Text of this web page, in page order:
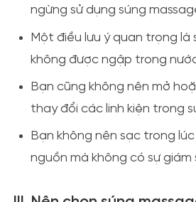
ngừng sử dụng súng
Một điều lưu ý quan trọng là
không được ngập trong
Bạn cũng không nên mở
thay đổi các linh kiện trong
Bạn không nên sạc trong
nguồn mà không có sự giám